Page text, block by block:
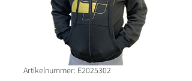
Artikelnummer: E2025302